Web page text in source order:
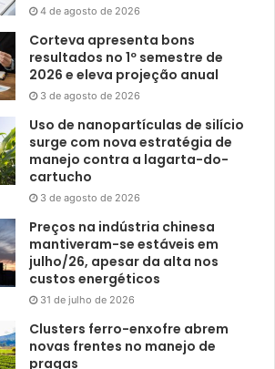
4 de agosto de 2026
Corteva apresenta bons
resultados no 1º semestre de
2026 e eleva projeção anual
3 de agosto de 2026
Uso de nanopartículas de silício
surge com nova estratégia de
manejo contra a lagarta-do-
cartucho
3 de agosto de 2026
Preços na indústria chinesa
mantiveram-se estáveis em
julho/26, apesar da alta nos
custos energéticos
31 de julho de 2026
Clusters ferro-enxofre abrem
novas frentes no manejo de
pragas